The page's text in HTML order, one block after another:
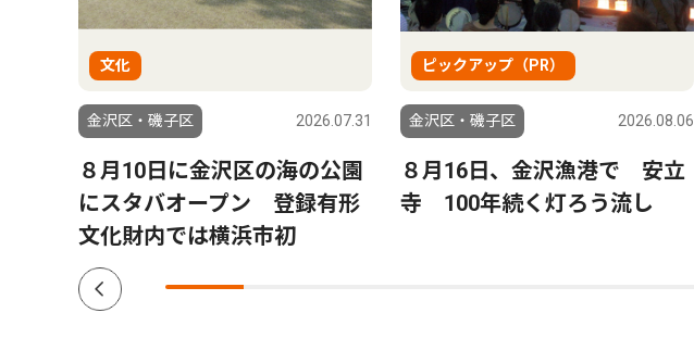
文化
金沢区・磯子区 2026.07.31
８月10日に金沢区の海の公園
にスタバオープン 登録有形
文化財内では横浜市初
ピックアップ（PR）
金沢区・磯子区 2026.08.06
８月16日、金沢漁港で 安立
寺 100年続く灯ろう流し